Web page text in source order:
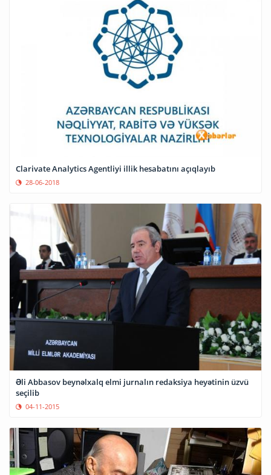
Clarivate Analytics Agentliyi illik hesabatını açıqlayıb
28-06-2018
Əli Abbasov beynəlxalq elmi jurnalın redaksiya heyətinin üzvü
seçilib
04-11-2015